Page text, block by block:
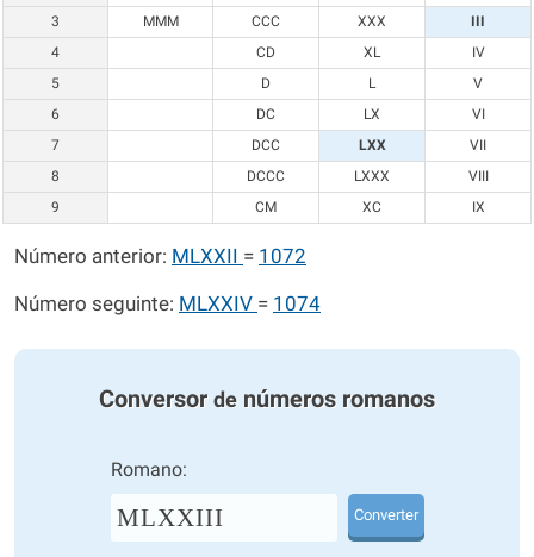
3
MMM CCC XXX
III
4
CD XL
IV
5
D L
V
6
DC LX
VI
7
DCC LXX
VII
8
DCCC LXXX
VIII
9
CM XC IX
Número anterior: MLXXII = 1072
Número seguinte: MLXXIV = 1074
Conversor de números romanos
Romano:
MLXXIII Converter